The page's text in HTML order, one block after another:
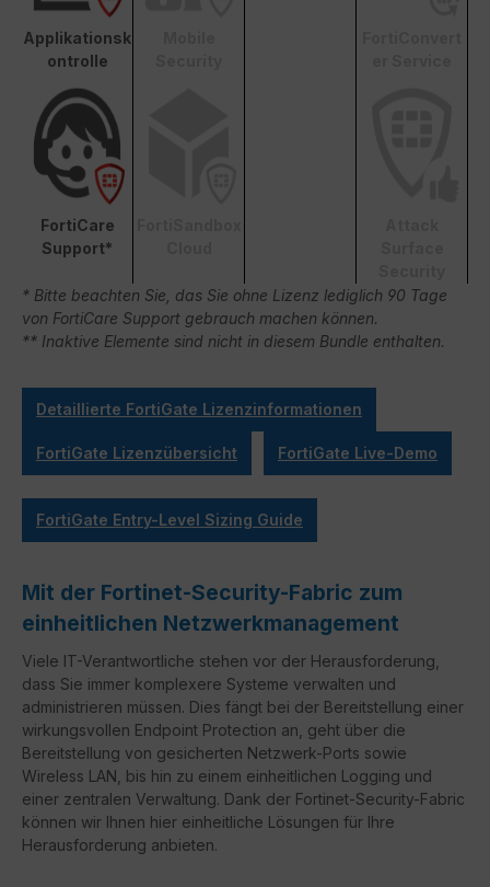
Applikationsk
ontrolle
FortiCare
Support*
* Bitte beachten Sie, das Sie ohne Lizenz lediglich 90 Tage
von FortiCare Support gebrauch machen können.
** Inaktive Elemente sind nicht in diesem Bundle enthalten.
Detaillierte FortiGate Lizenzinformationen
FortiGate Lizenzübersicht FortiGate Live-Demo
FortiGate Entry-Level Sizing Guide
Mit der Fortinet-Security-Fabric zum
einheitlichen Netzwerkmanagement
Viele IT-Verantwortliche stehen vor der Herausforderung,
dass Sie immer komplexere Systeme verwalten und
administrieren müssen. Dies fängt bei der Bereitstellung einer
wirkungsvollen Endpoint Protection an, geht über die
Bereitstellung von gesicherten Netzwerk-Ports sowie
Wireless LAN, bis hin zu einem einheitlichen Logging und
einer zentralen Verwaltung. Dank der Fortinet-Security-Fabric
können wir Ihnen hier einheitliche Lösungen für Ihre
Herausforderung anbieten.